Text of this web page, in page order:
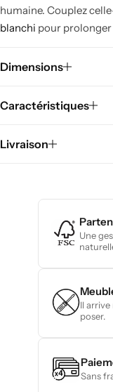
humaine. Couplez
blanchi pour prolonger
Dimensions
Caractéristiques
Livraison
Une
Il arrive
poser.
Sans